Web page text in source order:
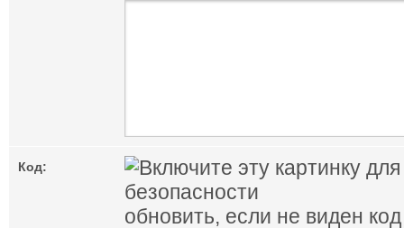
Код:
обновить, если не виден код